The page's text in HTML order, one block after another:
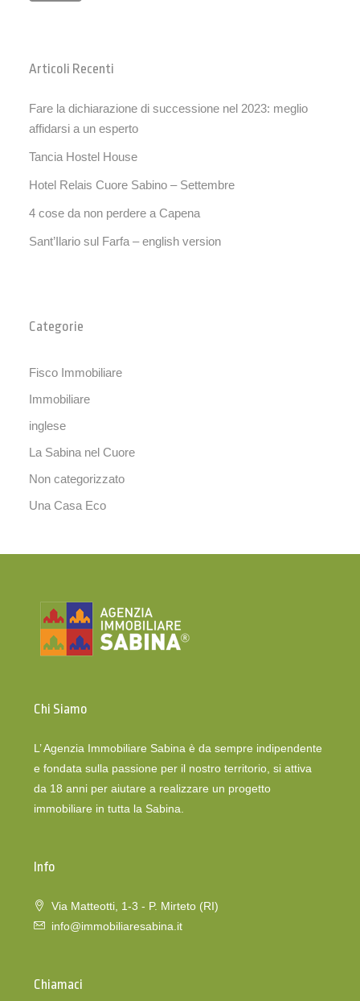
Articoli Recenti
Fare la dichiarazione di successione nel 2023: meglio
affidarsi a un esperto
Tancia Hostel House
Hotel Relais Cuore Sabino – Settembre
4 cose da non perdere a Capena
Sant’Ilario sul Farfa – english version
Categorie
Fisco Immobiliare
Immobiliare
inglese
La Sabina nel Cuore
Non categorizzato
Una Casa Eco
Chi Siamo
L’ Agenzia Immobiliare Sabina è da sempre indipendente
e fondata sulla passione per il nostro territorio, si attiva
da 18 anni per aiutare a realizzare un progetto
immobiliare in tutta la Sabina.
Info
Via Matteotti, 1-3 - P. Mirteto (RI)
info@immobiliaresabina.it
Chiamaci